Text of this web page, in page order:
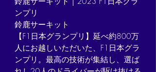
ンプリ
鈴鹿サーキット
【F1日本グランプリ】延べ約800万
人にお越しいただいた、F1日本グラ
ンプリ。最高の技術が集結し、選ば